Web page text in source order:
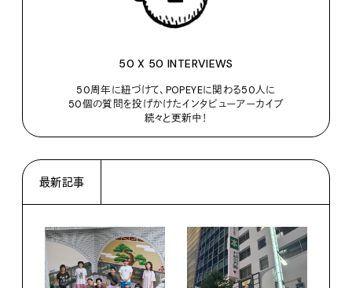
50 X 50 INTERVIEWS
50周年に紐づけて、POPEYEに関わる50人に
50個の質問を投げかけたインタビューアーカイブ
続々と更新中！
最新記事